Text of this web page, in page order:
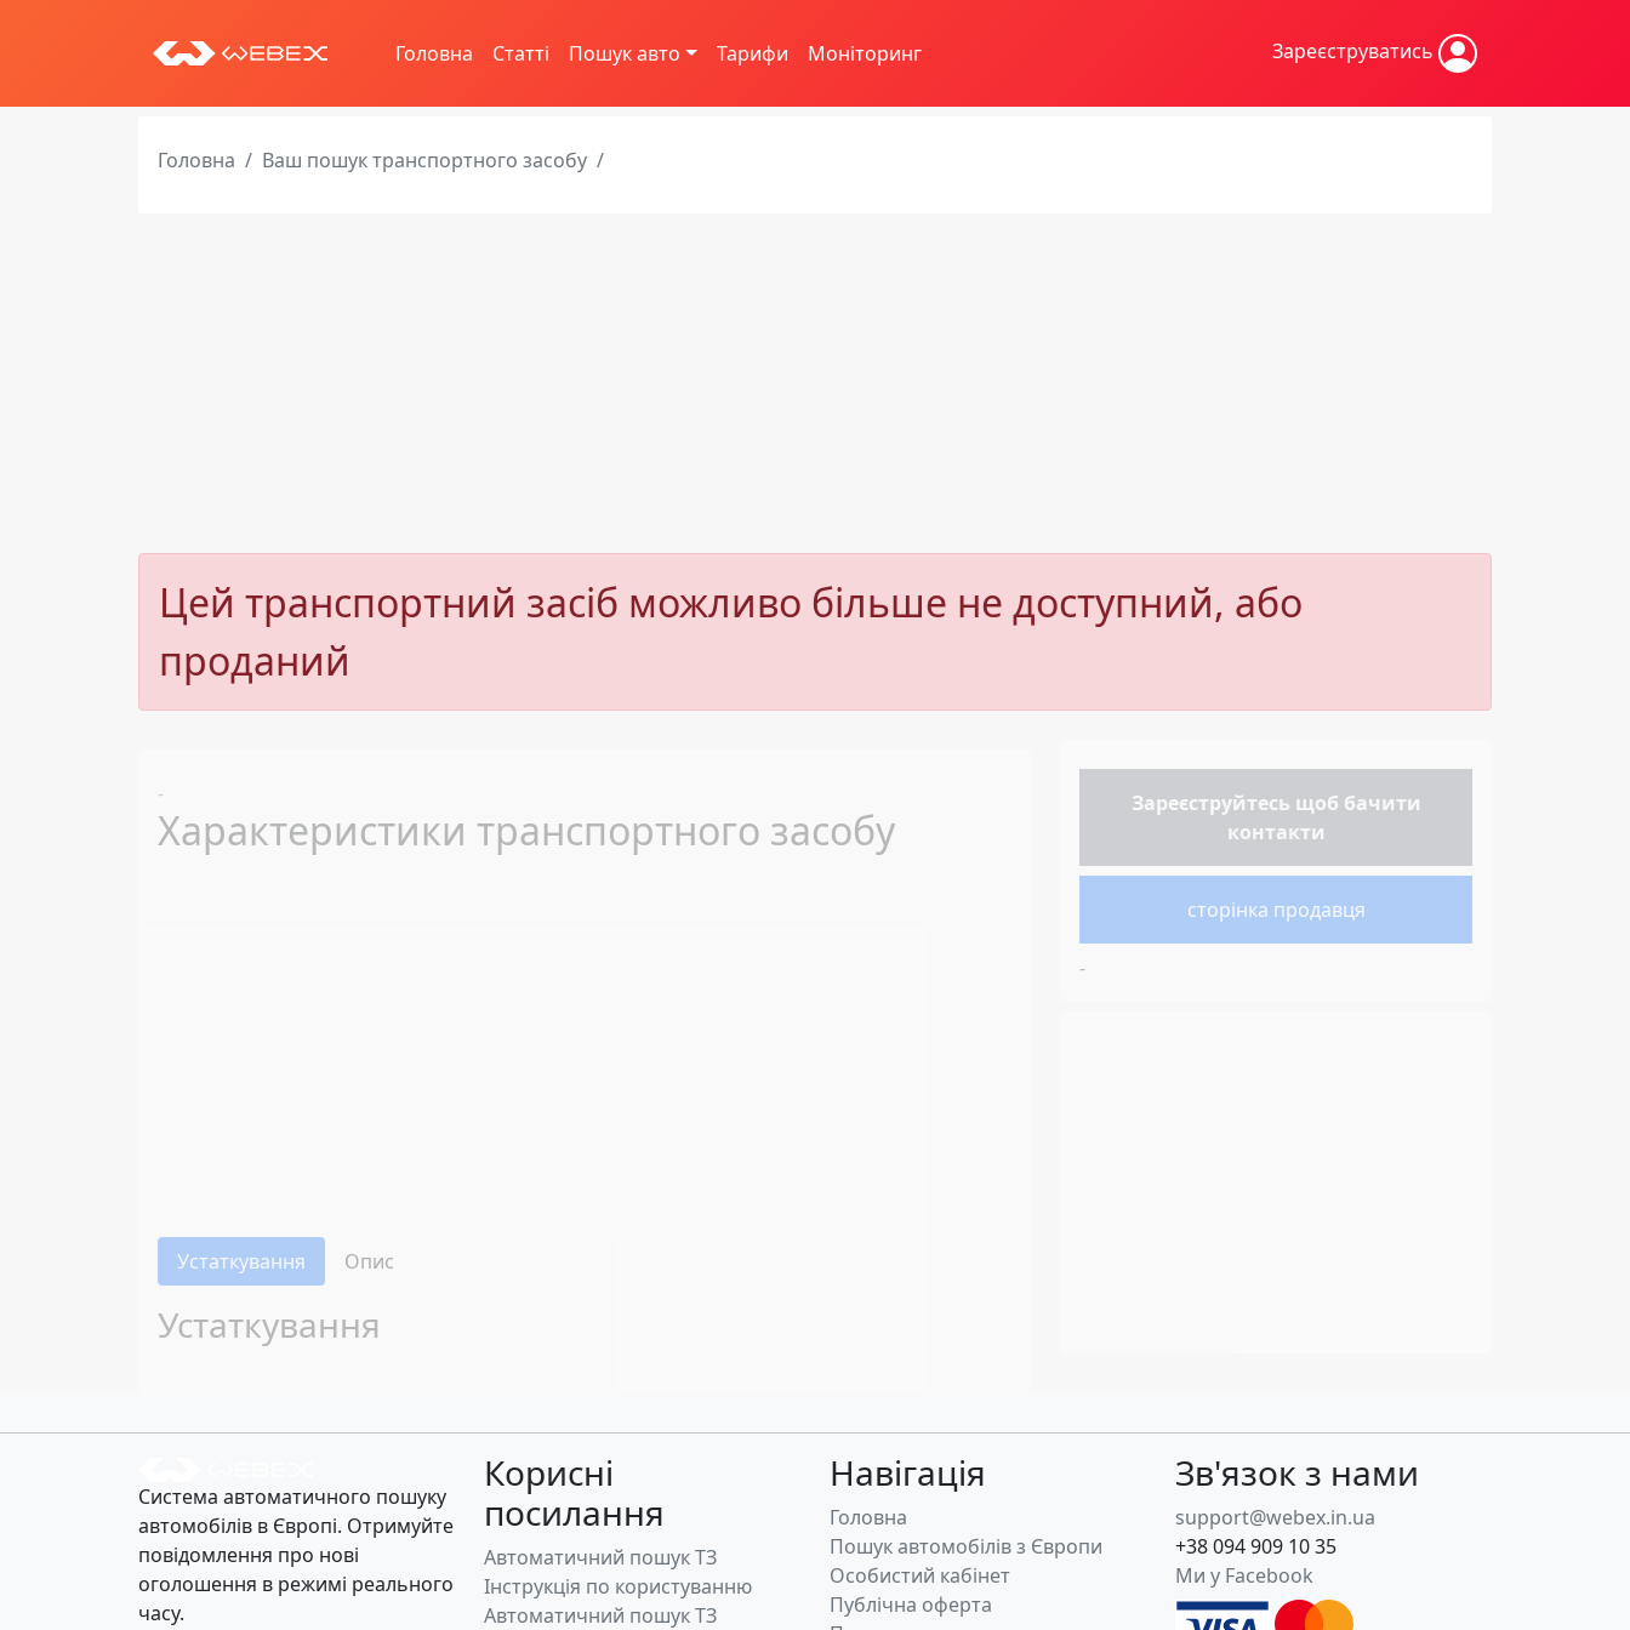
Головна Статті Пошук авто Тарифи Моніторинг Зареєструватись
Головна Ваш пошук транспортного засобу
Цей транспортний засіб можливо більше не доступний, або
проданий
-
Характеристики транспортного засобу
Устаткування Опис
Устаткування
Зареєструйтесь щоб бачити
контакти
сторінка продавця
-
Система автоматичного пошуку
автомобілів в Європі. Отримуйте
повідомлення про нові
оголошення в режимі реального
часу.
Корисні
посилання
Автоматичний пошук ТЗ
Інструкція по користуванню
Автоматичний пошук ТЗ
Навігація
Головна
Пошук автомобілів з Європи
Особистий кабінет
Публічна оферта
Зв'язок з нами
support@webex.in.ua
+38 094 909 10 35
Ми у Facebook